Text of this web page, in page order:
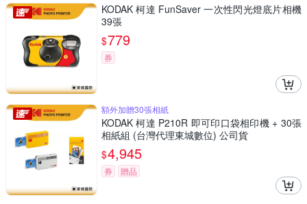
KODAK 柯達 FunSaver 一次性閃光燈底片相機
39張
$779
券
額外加贈30張相紙
KODAK 柯達 P210R 即可印口袋相印機 + 30張
相紙組 (台灣代理東城數位) 公司貨
$4,945
券 贈品